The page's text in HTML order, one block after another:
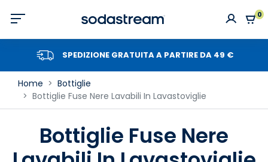
0
SPEDIZIONE GRATUITA A PARTIRE DA 49 €
Home
Bottiglie
Bottiglie Fuse Nere Lavabili In Lavastoviglie
Bottiglie Fuse Nere